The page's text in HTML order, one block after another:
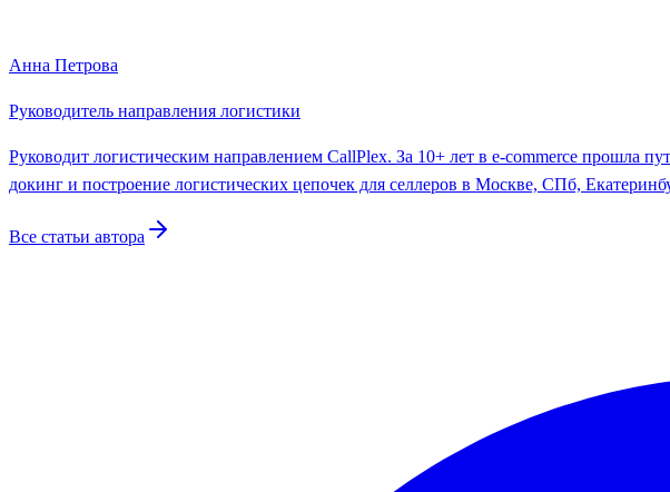
Анна Петрова
Руководитель направления логистики
Руководит логистическим направлением CallPlex. За 10+ лет в e-commerce прошла
докинг и построение логистических цепочек для селлеров в Москве, СПб,
Все статьи автора